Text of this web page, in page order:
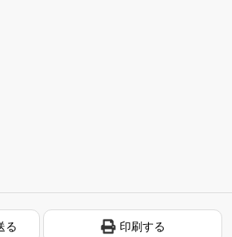
る 印刷する